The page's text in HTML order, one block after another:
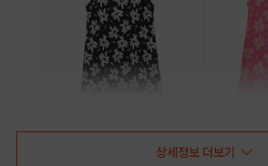
상세정보 더보기